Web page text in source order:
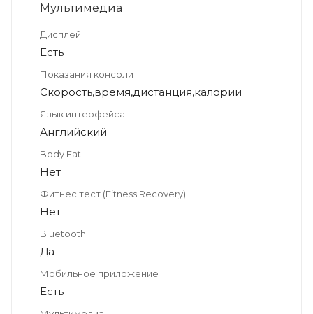
Мультимедиа
Дисплей
Есть
Показания консоли
Скорость,время,дистанция,калории
Язык интерфейса
Английский
Body Fat
Нет
Фитнес тест (Fitness Recovery)
Нет
Bluetooth
Да
Мобильное приложение
Есть